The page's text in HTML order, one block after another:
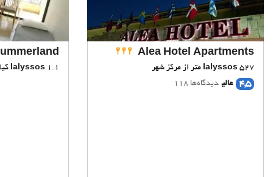
Alea Hotel Apartments
Ialyssos 527 متر از مرکز شهر
4,5 عالی دیدگاه‌ها 118
Ialyssos 1.1 کیلومتر از مرکز شهر